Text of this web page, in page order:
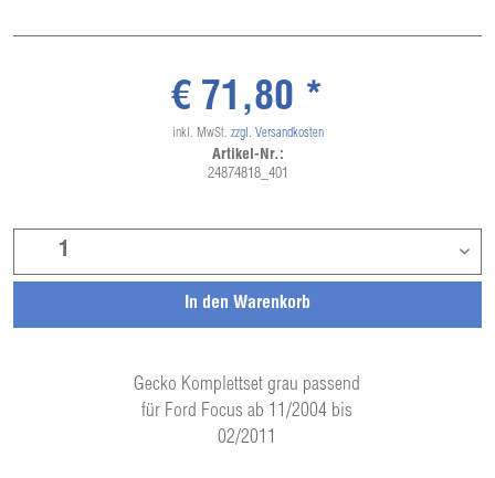
Gecko Komplettset grau passend
für Ford Focus ab 11/2004 bis
02/2011
In den Warenkorb
€ 71,80 *
inkl. MwSt. zzgl. Versandkosten
Artikel-Nr.:
24874818_401